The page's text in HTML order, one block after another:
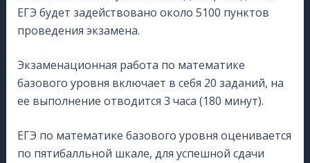
ЕГЭ будет задействовано около 5100 пунктов
проведения экзамена.
Экзаменационная работа по математике
базового уровня включает в себя 20 заданий, на
ее выполнение отводится 3 часа (180 минут).
ЕГЭ по математике базового уровня оценивается
по пятибалльной шкале, для успешной сдачи